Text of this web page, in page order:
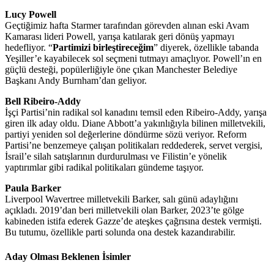
Lucy Powell
Geçtiğimiz hafta Starmer tarafından görevden alınan eski Avam
Kamarası lideri Powell, yarışa katılarak geri dönüş yapmayı
hedefliyor. “Partimizi birleştireceğim” diyerek, özellikle tabanda
Yeşiller’e kayabilecek sol seçmeni tutmayı amaçlıyor. Powell’ın en
güçlü desteği, popülerliğiyle öne çıkan Manchester Belediye
Başkanı Andy Burnham’dan geliyor.
Bell Ribeiro-Addy
İşçi Partisi’nin radikal sol kanadını temsil eden Ribeiro-Addy, yarışa
giren ilk aday oldu. Diane Abbott’a yakınlığıyla bilinen milletvekili,
partiyi yeniden sol değerlerine döndürme sözü veriyor. Reform
Partisi’ne benzemeye çalışan politikaları reddederek, servet vergisi,
İsrail’e silah satışlarının durdurulması ve Filistin’e yönelik
yaptırımlar gibi radikal politikaları gündeme taşıyor.
Paula Barker
Liverpool Wavertree milletvekili Barker, salı günü adaylığını
açıkladı. 2019’dan beri milletvekili olan Barker, 2023’te gölge
kabineden istifa ederek Gazze’de ateşkes çağrısına destek vermişti.
Bu tutumu, özellikle parti solunda ona destek kazandırabilir.
Aday Olması Beklenen İsimler